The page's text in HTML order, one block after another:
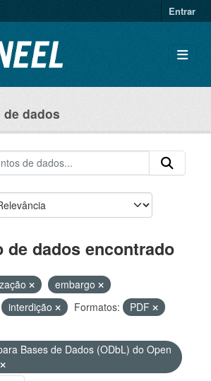
Entrar
dados
de dados encontrado
embargo
interdição Formatos:
PDF
Bases de Dados (ODbL) do Open